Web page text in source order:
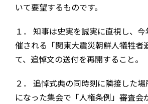
いて要望するものです。
１． 知事は史実を誠実に直視し、
催される「関東大震災朝鮮人犠牲者
て、追悼文の送付を再開すること。
２． 追悼式典の同時刻に隣接した
になった集会で「人権条例」審査会